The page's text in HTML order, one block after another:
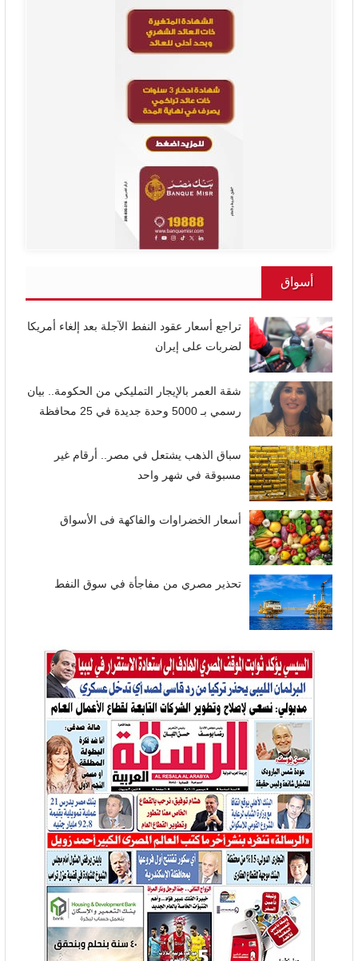
أسواق
تراجع أسعار عقود النفط الآجلة بعد إلغاء أمريكا
لضربات على إيران
شقة العمر بالإيجار التمليكي من الحكومة.. بيان
رسمي بـ 5000 وحدة جديدة في 25 محافظة
سباق الذهب يشتعل في مصر.. أرقام غير
مسبوقة في شهر واحد
أسعار الخضراوات والفاكهة فى الأسواق
تحذير مصري من مفاجأة في سوق النفط